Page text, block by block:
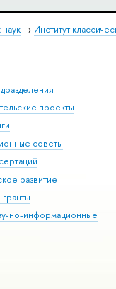
наук → Институт
проекты
советы
развитие
информационные